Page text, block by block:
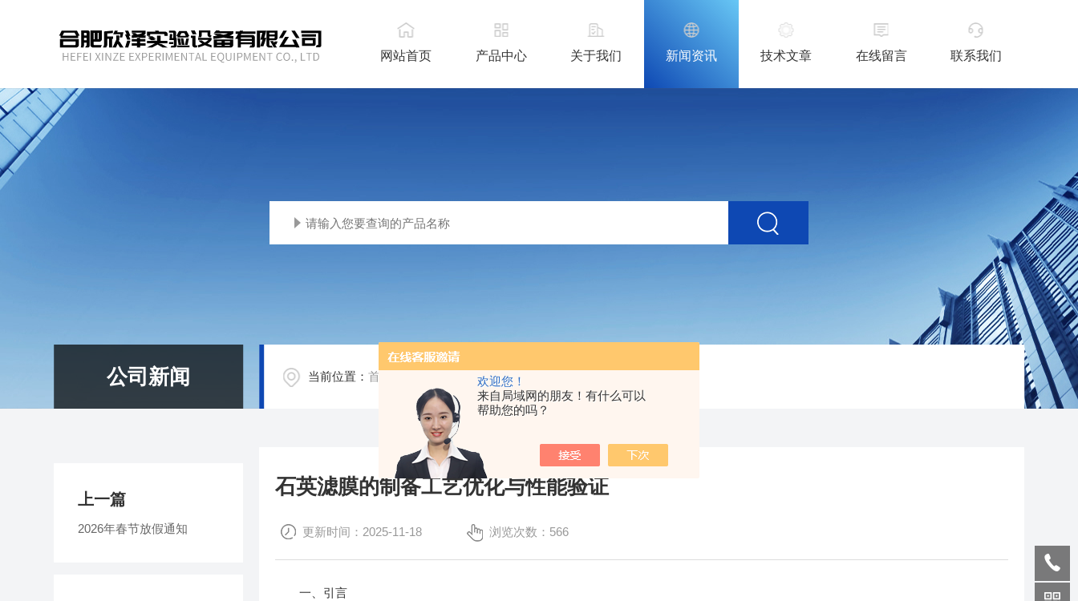
欢迎您！
来自局域网的朋友！有什么可以
帮助您的吗？
网站首页 产品中心 关于我们 新闻资讯 技术文章 在线留言 联系我们
公司新闻 当前位置：首页 / 石英滤膜的制备工艺优化与性能验证
石英滤膜的制备工艺优化与性能验证
更新时间：2025-11-18 浏览次数：566
一、引言
上一篇
2026年春节放假通知